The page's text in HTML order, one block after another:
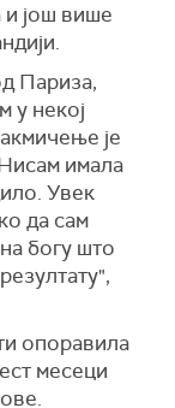
и још више
Париза,
у некој
је
имала
Увек
да сам
богу што
опоравила
месеци